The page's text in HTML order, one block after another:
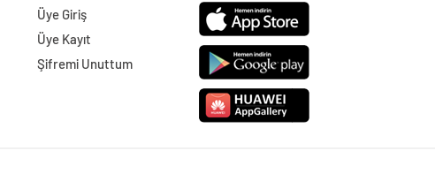
Üye Giriş
Üye Kayıt
Şifremi Unuttum